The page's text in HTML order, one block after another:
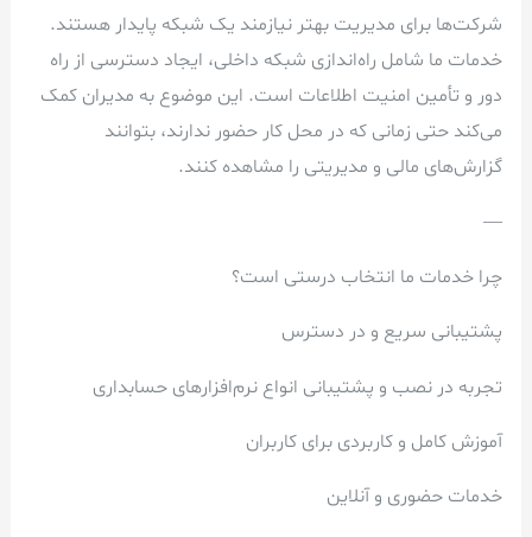
شرکت‌ها برای مدیریت بهتر نیازمند یک شبکه پایدار هستند.
خدمات ما شامل راه‌اندازی شبکه داخلی، ایجاد دسترسی از راه
دور و تأمین امنیت اطلاعات است. این موضوع به مدیران کمک
می‌کند حتی زمانی که در محل کار حضور ندارند، بتوانند
گزارش‌های مالی و مدیریتی را مشاهده کنند.
—
چرا خدمات ما انتخاب درستی است؟
پشتیبانی سریع و در دسترس
تجربه در نصب و پشتیبانی انواع نرم‌افزارهای حسابداری
آموزش کامل و کاربردی برای کاربران
خدمات حضوری و آنلاین